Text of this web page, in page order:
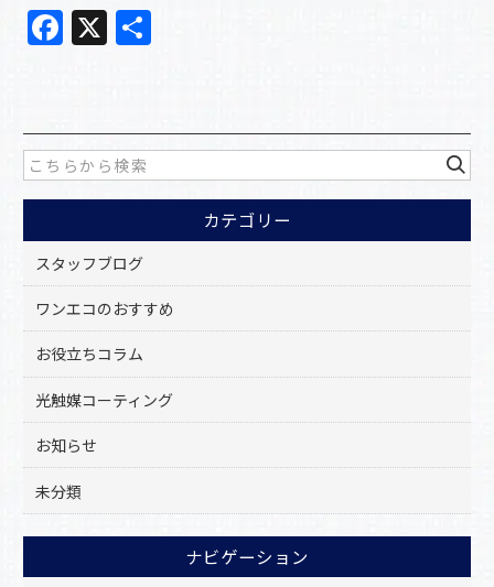
F
a
e
b
o
o
k
X
カテゴリー
スタッフブログ
ワンエコのおすすめ
お役立ちコラム
光触媒コーティング
お知らせ
未分類
ナビゲーション